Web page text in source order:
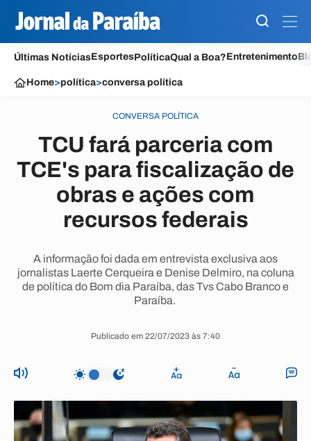
Últimas NotíciasEsportesPolíticaQual a Boa?Entretenimento
Home>política>conversa política
CONVERSA POLÍTICA
TCU fará parceria com
TCE's para fiscalização de
obras e ações com
recursos federais
A informação foi dada em entrevista exclusiva aos
jornalistas Laerte Cerqueira e Denise Delmiro, na coluna
de política do Bom dia Paraíba, das Tvs Cabo Branco e
Paraíba.
Publicado em 22/07/2023 às 7:40